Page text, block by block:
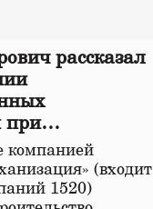
рассказал
при
нового моста
компанией
(входит
1520)